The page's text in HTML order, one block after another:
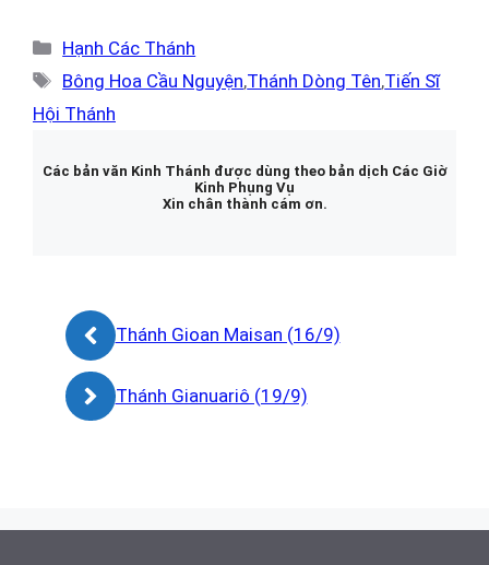
Danh
mục
Hạnh Các Thánh
Thẻ
Bông Hoa Cầu Nguyện,Thánh Dòng Tên,Tiến Sĩ
Hội Thánh
Các bản văn Kinh Thánh được dùng theo bản dịch Các Giờ
Kinh Phụng Vụ
Xin chân thành cám ơn.
Thánh Gioan Maisan (16/9)
Thánh Gianuariô (19/9)